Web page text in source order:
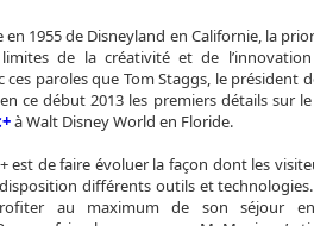
en 1955 de Disneyland en Californie, la
de la créativité et de l’innovation
ces paroles que Tom Staggs, le président
ce début 2013 les premiers détails sur
à Walt Disney World en Floride.
est de faire évoluer la façon dont les
différents outils et
au maximum de son séjour